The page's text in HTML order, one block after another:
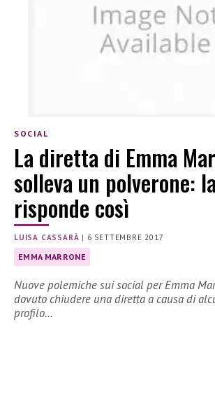
SOCIAL
La diretta di Emma
solleva un polverone:
risponde così
LUISA CASSARÀ | 6 SETTEMBRE 2017
EMMA MARRONE
Nuove polemiche sui social per Emma
dovuto chiudere una diretta a causa di
profilo…